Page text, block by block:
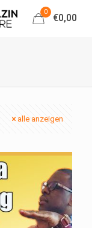
0
€0,00
alle anzeigen